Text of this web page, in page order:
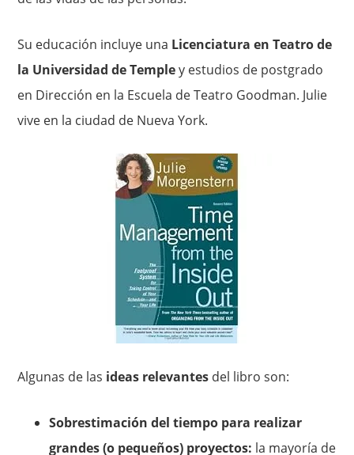
Su educación incluye una Licenciatura en Teatro de
la Universidad de Templey estudios de postgrado
en Dirección en la Escuela de Teatro Goodman. Julie
vive en la ciudad de Nueva York.
Algunas de las ideas relevantes del libro son:
Sobrestimación del tiempo para realizar
grandes (o pequeños) proyectos: la mayoría de